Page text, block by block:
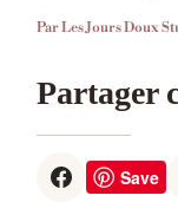
ParLes Jours Doux
Partager
Save